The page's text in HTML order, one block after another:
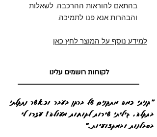
בהתאם להוראות ההרכבה. לשאלות
והבהרות אנא פנו לתמיכה.
למידע נוסף על המוצר לחץ כאן
לקוחות רושמים עלינו
"קניתי כמה מתקנים של ברקן בעבר וכאשר נתקלתי
בתקלה, גיליתי שירות לקוחות מעולה! עזרו לי
בסבלנות ובמקצועיות."